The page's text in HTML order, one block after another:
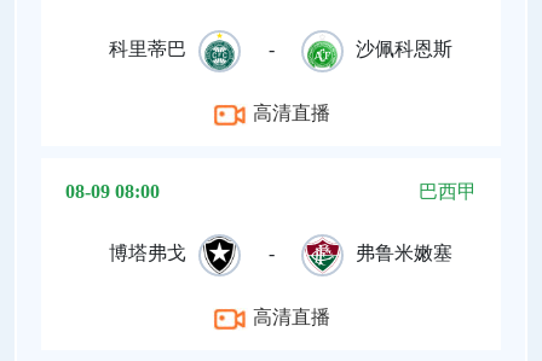
科里蒂巴 - 沙佩科恩斯
高清直播
08-09 08:00 巴西甲
博塔弗戈 - 弗鲁米嫩塞
高清直播